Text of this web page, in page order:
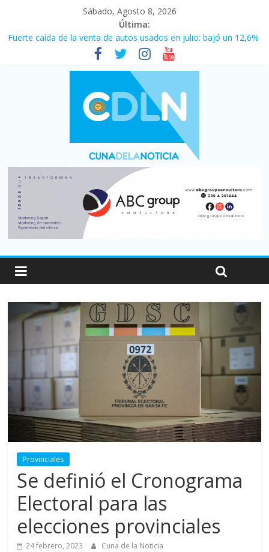
Sábado, Agosto 8, 2026
Última:
Fuerte caída de la venta de autos usados en julio: bajó un 12,6%
Central venció 1 a 0 al River de Coudet en el Monumental
La morosidad alcanzó su nivel más alto en dos décadas y ya
afecta a 400 mil deudores en Santa Fe
Desde que asumió Milei cerraron 41.000 kioscos: el sector
denuncia crisis como en 2001
Vacaciones de invierno con más movimiento y consumo
turístico: 4,6 millones de personas viajaron por el país, un 5,9%
Provinciales
Se definió el Cronograma
Electoral para las
elecciones provinciales
24 febrero, 2023 Cuna de la Noticia